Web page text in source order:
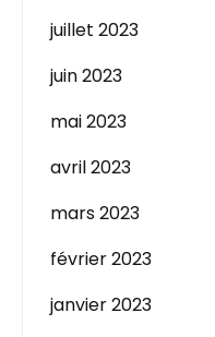
juillet 2023
juin 2023
mai 2023
avril 2023
mars 2023
février 2023
janvier 2023